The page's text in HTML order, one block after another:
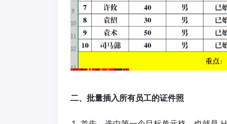
二、批量插入所有员工的证件照